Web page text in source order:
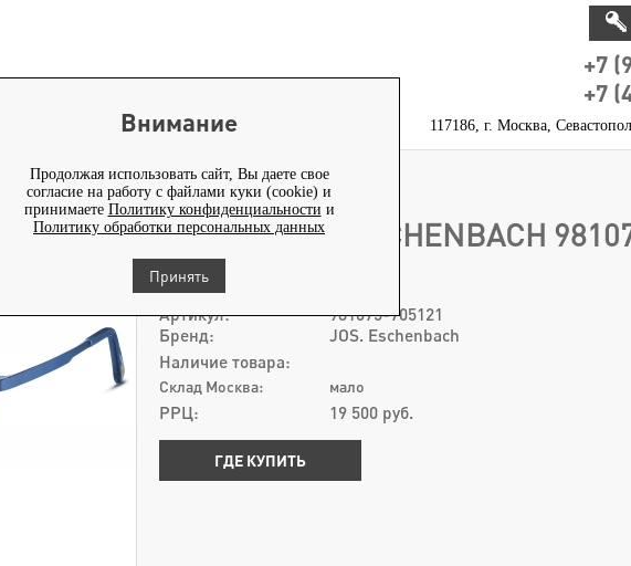
Внимание
Продолжая использовать сайт, Вы даете свое
согласие на работу с файлами куки (cookie) и
принимаете Политику конфиденциальности и
Политику обработки персональных данных
Принять
+7
+7
117186, г. Москва,
ОПРАВА JOS ESCHENBACH 981075-70 51Х21
ОПРАВА JOS ESCHENBACH
51Х21
Артикул:
981075-705121
Бренд:
JOS. Eschenbach
Наличие товара:
Склад Москва: мало
РРЦ: 19 500 руб.
ГДЕ КУПИТЬ